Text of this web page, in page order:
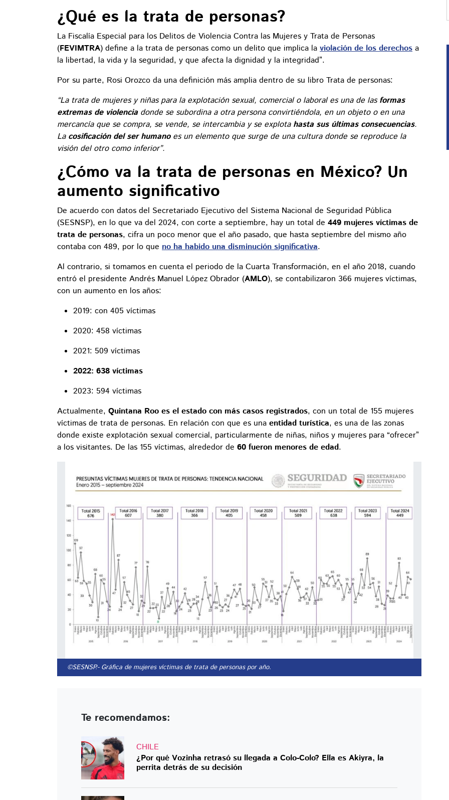
¿Qué es la trata de personas?
La Fiscalía Especial para los Delitos de Violencia Contra las Mujeres y Trata de Personas
(FEVIMTRA) define a la trata de personas como un delito que implica la violación de los derechos a
la libertad, la vida y la seguridad, y que afecta la dignidad y la integridad”.
Por su parte, Rosi Orozco da una definición más amplia dentro de su libro Trata de personas:
“La trata de mujeres y niñas para la explotación sexual, comercial o laboral es una de lasformas
extremas de violencia donde se subordina a otra persona convirtiéndola, en un objeto o en una
mercancía que se compra, se vende, se intercambia y se explota hasta sus últimas consecuencias.
La cosificación del ser humanoes un elemento que surge de una cultura donde se reproduce la
visión del otro como inferior”.
¿Cómo va la trata de personas en México? Un
aumento significativo
De acuerdo con datos del Secretariado Ejecutivo del Sistema Nacional de Seguridad Pública
(SESNSP), en lo que va del 2024, con corte a septiembre, hay un total de 449 mujeres víctimas de
trata de personas, cifra un poco menor que el año pasado, que hasta septiembre del mismo año
contaba con 489, por lo que no ha habido una disminución significativa.
Al contrario, si tomamos en cuenta el periodo de la Cuarta Transformación, en el año 2018, cuando
entró el presidente Andrés Manuel López Obrador (AMLO), se contabilizaron 366 mujeres víctimas,
con un aumento en los años:
2019: con 405 víctimas
2020: 458 víctimas
2021: 509 víctimas
2022: 638 víctimas
2023: 594 víctimas
Actualmente, Quintana Roo es el estado con más casos registrados, con un total de 155 mujeres
víctimas de trata de personas. En relación con que es una entidad turística, es una de las zonas
donde existe explotación sexual comercial, particularmente de niñas, niños y mujeres para “ofrecer”
a los visitantes. De las 155 víctimas, alrededor de 60 fueron menores de edad.
©SESNSP.- Gráfica de mujeres víctimas de trata de personas por año.
Te recomendamos:
CHILE
¿Por qué Vozinha retrasó su llegada a Colo-Colo? Ella es Akiyra, la
perrita detrás de su decisión